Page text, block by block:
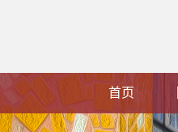
首页